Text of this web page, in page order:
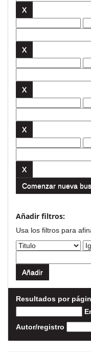
Comenzar nueva
Añadir filtros:
Usa los filtros para
Resultados por
Autor/registro